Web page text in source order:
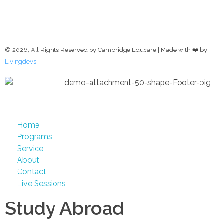
© 2026, All Rights Reserved by Cambridge Educare | Made with ❤️ by
Livingdevs
Home
Programs
Service
About
Contact
Live Sessions
Study Abroad